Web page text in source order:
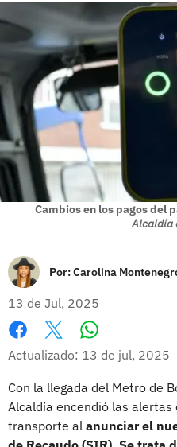
Cambios en los pagos del
Alcaldía
Por:Carolina
13 de Jul, 2025
Facebook
X
Actualizado: 13 de jul, 2025
Con la llegada del Metro de
Alcaldía encendió las
transporte al anunciar el